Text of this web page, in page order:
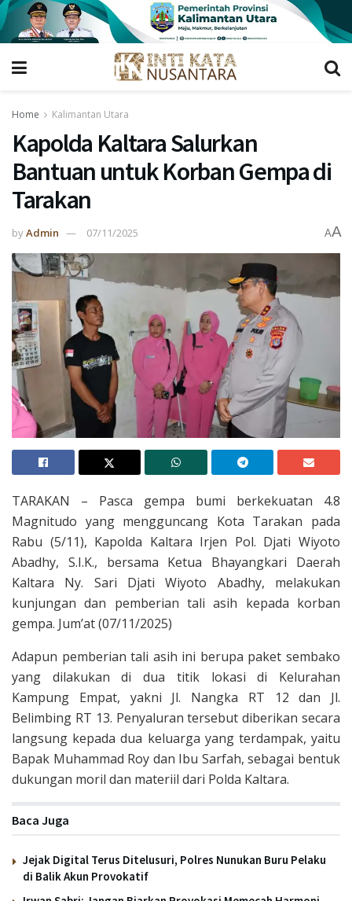
Home Kalimantan Utara
Kapolda Kaltara Salurkan
Bantuan untuk Korban Gempa di
Tarakan
byAdmin 07/11/2025 AA
TARAKAN – Pasca gempa bumi berkekuatan 4.8
Magnitudo yang mengguncang Kota Tarakan pada
Rabu (5/11), Kapolda Kaltara Irjen Pol. Djati Wiyoto
Abadhy, S.I.K., bersama Ketua Bhayangkari Daerah
Kaltara Ny. Sari Djati Wiyoto Abadhy, melakukan
kunjungan dan pemberian tali asih kepada korban
gempa. Jum’at (07/11/2025)
Adapun pemberian tali asih ini berupa paket sembako
yang dilakukan di dua titik lokasi di Kelurahan
Kampung Empat, yakni Jl. Nangka RT 12 dan Jl.
Belimbing RT 13. Penyaluran tersebut diberikan secara
langsung kepada dua keluarga yang terdampak, yaitu
Bapak Muhammad Roy dan Ibu Sarfah, sebagai bentuk
dukungan moril dan materiil dari Polda Kaltara.
Baca Juga
Jejak Digital Terus Ditelusuri, Polres Nunukan Buru Pelaku
di Balik Akun Provokatif